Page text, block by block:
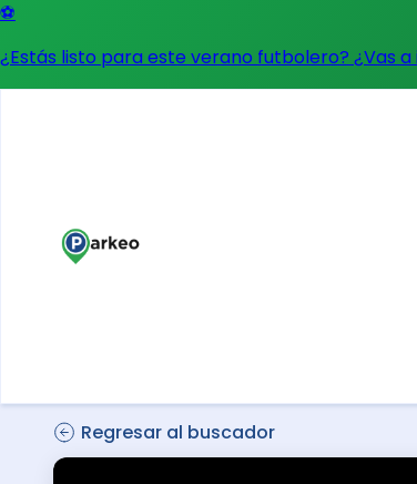
⚽
¿Estás listo para este verano futbolero? ¿Vas
Regresar al buscador